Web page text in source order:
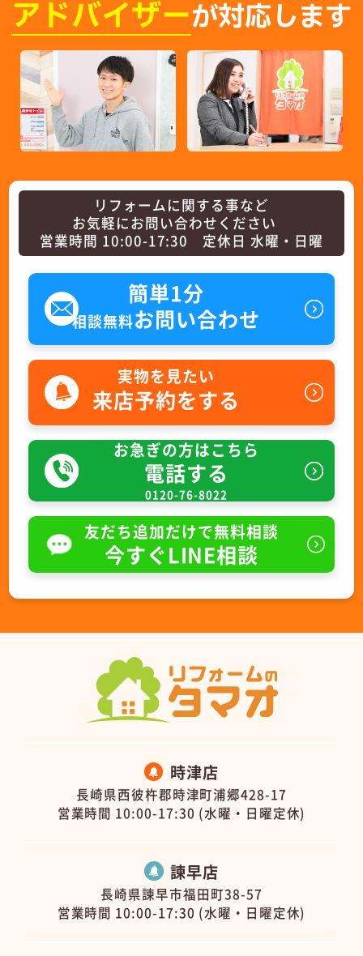
アドバイザーが対応します
リフォームに関する事など
お気軽にお問い合わせください
営業時間 10:00-17:30 定休日 水曜・日曜
簡単1分
相談無料お問い合わせ
実物を見たい
来店予約をする
お急ぎの方はこちら
電話する
0120-76-8022
友だち追加だけで無料相談
今すぐLINE相談
時津店
長崎県西彼杵郡時津町浦郷428-17
営業時間 10:00-17:30 (水曜・日曜定休)
諫早店
長崎県諫早市福田町38-57
営業時間 10:00-17:30 (水曜・日曜定休)